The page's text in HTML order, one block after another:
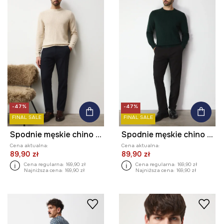
-47%
FINAL SALE
Spodnie męskie chino melanżowe
Cena aktualna:
89,90 zł
Cena regularna: 169,90 zł
Najniższa cena: 169,90 zł
-47%
FINAL SALE
Spodnie męskie chino melanżowe
Cena aktualna:
89,90 zł
Cena regularna: 169,90 zł
Najniższa cena: 169,90 zł